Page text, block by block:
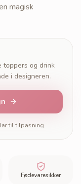
magisk
toppers og drink
i designeren.
til tilpasning.
Fødevaresikker